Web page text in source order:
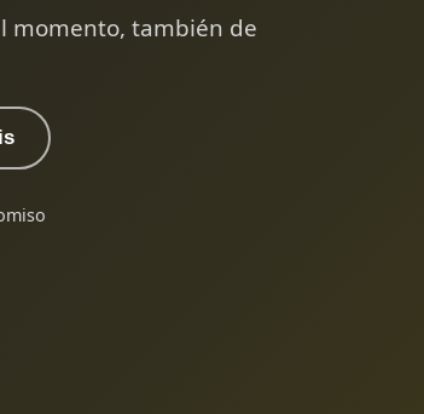
momento, también de